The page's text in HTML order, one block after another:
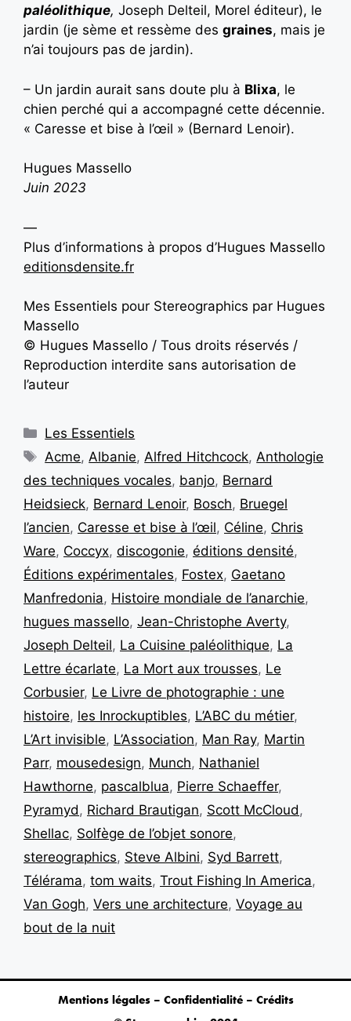
paléolithique, Joseph Delteil, Morel éditeur), le
jardin (je sème et ressème des graines, mais je
n’ai toujours pas de jardin).
– Un jardin aurait sans doute plu à Blixa, le
chien perché qui a accompagné cette décennie.
« Caresse et bise à l’œil » (Bernard Lenoir).
Hugues Massello
Juin 2023
—
Plus d’informations à propos d’Hugues Massello
editionsdensite.fr
Mes Essentiels pour Stereographics par Hugues
Massello
© Hugues Massello / Tous droits réservés /
Reproduction interdite sans autorisation de
l’auteur
Les Essentiels
Acme,Albanie,Alfred Hitchcock,Anthologie
des techniques vocales, banjo, Bernard
Heidsieck, Bernard Lenoir, Bosch, Bruegel
l’ancien, Caresse et bise à l’œil, Céline, Chris
Ware, Coccyx, discogonie, éditions densité,
Éditions expérimentales, Fostex, Gaetano
Manfredonia, Histoire mondiale de l’anarchie,
hugues massello, Jean-Christophe Averty,
Joseph Delteil, La Cuisine paléolithique, La
Lettre écarlate, La Mort aux trousses, Le
Corbusier, Le Livre de photographie : une
histoire, les Inrockuptibles, L’ABC du métier,
L’Art invisible, L’Association, Man Ray, Martin
Parr, mousedesign, Munch, Nathaniel
Hawthorne, pascalblua, Pierre Schaeffer,
Pyramyd, Richard Brautigan, Scott McCloud,
Shellac, Solfège de l’objet sonore,
stereographics, Steve Albini, Syd Barrett,
Télérama, tom waits, Trout Fishing In America,
Van Gogh, Vers une architecture, Voyage au
bout de la nuit
Mentions légales – Confidentialité – Crédits